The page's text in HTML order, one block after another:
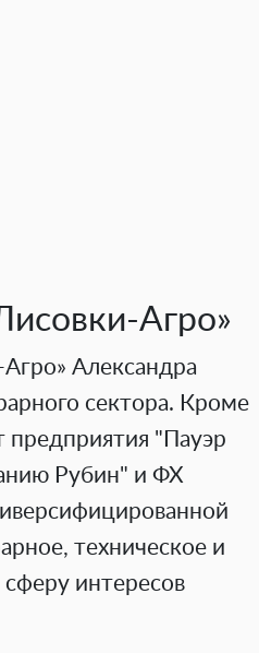
Агро»
Александра
сектора. Кроме
предприятия "Пауэр
Рубин" и ФХ
техническое и
интересов